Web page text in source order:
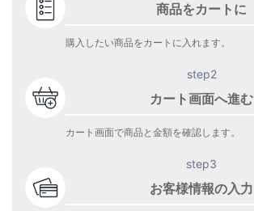
商品をカートに
購入したい商品をカートに入れます。
step2
カート画面へ進む
カート画面で商品と金額を確認します。
step3
お客様情報の入力